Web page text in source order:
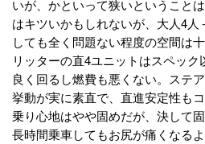
いが、かといって狭いということ
はキツいかもしれないが、大人4
しても全く問題ない程度の空間は
リッターの直4ユニットはスペッ
良く回るし燃費も悪くない。ステ
挙動が実に素直で、直進安定性も
乗り心地はやや固めだが、決して
長時間乗車してもお尻が痛くなるよ